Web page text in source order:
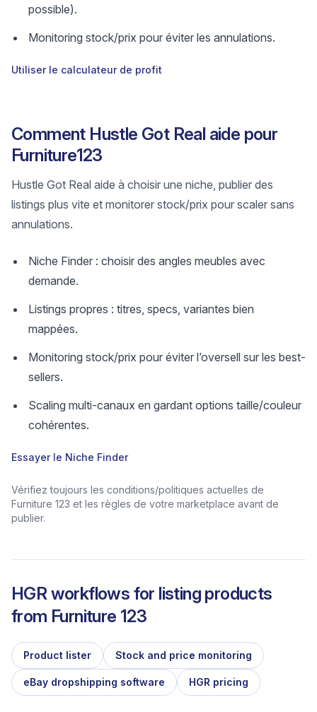
possible).
Monitoring stock/prix pour éviter les annulations.
Utiliser le calculateur de profit
Comment Hustle Got Real aide pour
Furniture123
Hustle Got Real aide à choisir une niche, publier des
listings plus vite et monitorer stock/prix pour scaler sans
annulations.
Niche Finder : choisir des angles meubles avec
demande.
Listings propres : titres, specs, variantes bien
mappées.
Monitoring stock/prix pour éviter l’oversell sur les best-
sellers.
Scaling multi-canaux en gardant options taille/couleur
cohérentes.
Essayer le Niche Finder
Vérifiez toujours les conditions/politiques actuelles de
Furniture 123 et les règles de votre marketplace avant de
publier.
HGR workflows for listing products
from Furniture 123
Product lister Stock and price monitoring
eBay dropshipping software HGR pricing